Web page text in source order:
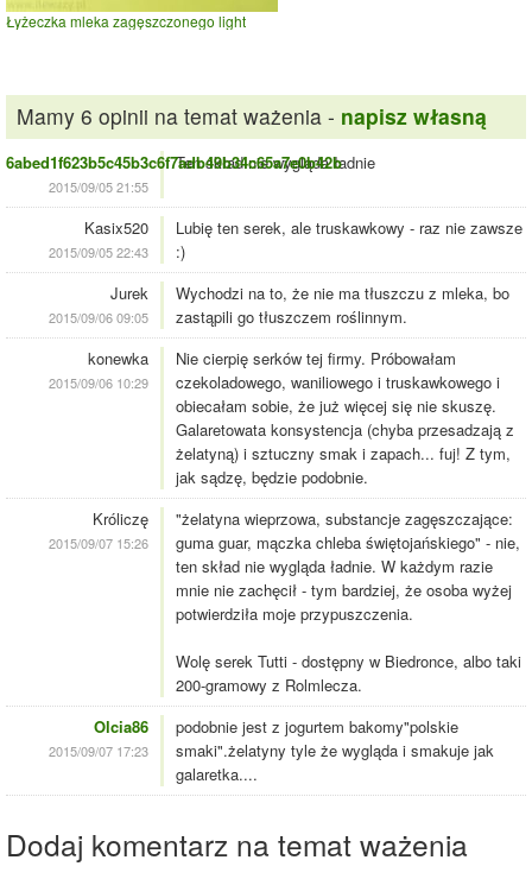
Łyżeczka mleka zagęszczonego light
Mamy 6 opinii na temat ważenia - napisz własną
6abed1f623b5c45b3c6f7adb49b34c65a7e0b42b
2015/09/05 21:55
Ten skład nie wygląda ładnie
Kasix520
2015/09/05 22:43
Lubię ten serek, ale truskawkowy - raz nie zawsze
:)
Jurek
2015/09/06 09:05
Wychodzi na to, że nie ma tłuszczu z mleka, bo
zastąpili go tłuszczem roślinnym.
konewka
2015/09/06 10:29
Nie cierpię serków tej firmy. Próbowałam
czekoladowego, waniliowego i truskawkowego i
obiecałam sobie, że już więcej się nie skuszę.
Galaretowata konsystencja (chyba przesadzają z
żelatyną) i sztuczny smak i zapach... fuj! Z tym,
jak sądzę, będzie podobnie.
Króliczę
2015/09/07 15:26
"żelatyna wieprzowa, substancje zagęszczające:
guma guar, mączka chleba świętojańskiego" - nie,
ten skład nie wygląda ładnie. W każdym razie
mnie nie zachęcił - tym bardziej, że osoba wyżej
potwierdziła moje przypuszczenia.
Wolę serek Tutti - dostępny w Biedronce, albo taki
200-gramowy z Rolmlecza.
Olcia86
2015/09/07 17:23
podobnie jest z jogurtem bakomy"polskie
smaki".żelatyny tyle że wygląda i smakuje jak
galaretka....
Dodaj komentarz na temat ważenia